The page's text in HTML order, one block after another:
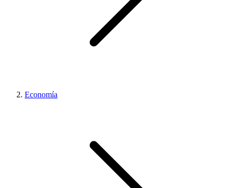
Economía